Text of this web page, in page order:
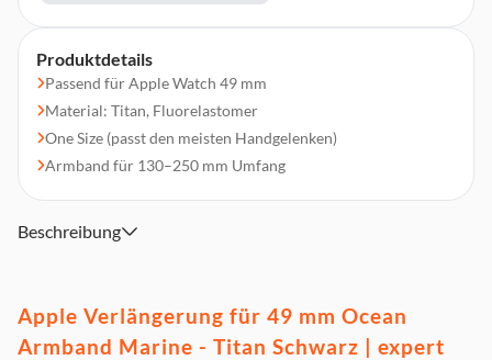
Produktdetails
Passend für Apple Watch 49 mm
Material: Titan, Fluorelastomer
One Size (passt den meisten Handgelenken)
Armband für 130–250 mm Umfang
Beschreibung
Apple Verlängerung für 49 mm Ocean
Armband Marine - Titan Schwarz | expert